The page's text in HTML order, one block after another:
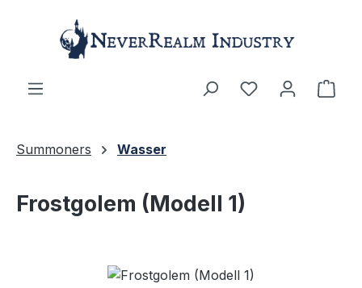
Zum Hauptinhalt springen
Summoners Wasser
Frostgolem (Modell 1)
Bildergalerie überspringen